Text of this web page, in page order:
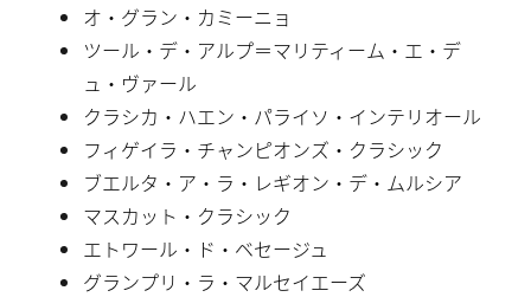
オ・グラン・カミーニョ
ツール・デ・アルプ＝マリティーム・エ・デ
ュ・ヴァール
クラシカ・ハエン・パライソ・インテリオール
フィゲイラ・チャンピオンズ・クラシック
ブエルタ・ア・ラ・レギオン・デ・ムルシア
マスカット・クラシック
エトワール・ド・ベセージュ
グランプリ・ラ・マルセイエーズ